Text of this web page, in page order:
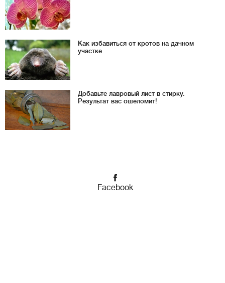
Как избавиться от кротов на дачном
участке
Добавьте лавровый лист в стирку.
Результат вас ошеломит!
Facebook